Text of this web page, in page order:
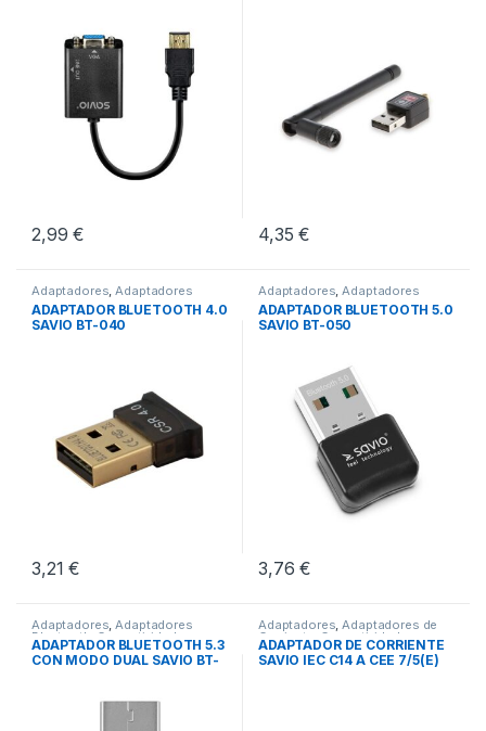
2,99€ 4,35€
Adaptadores Adaptadores
Bluetooth, Conectividad
ADAPTADOR BLUETOOTH 4.0
SAVIO BT-040
3,21€
Adaptadores Adaptadores
Bluetooth, Conectividad
ADAPTADOR BLUETOOTH 5.0
SAVIO BT-050
3,76€
Adaptadores,Adaptadores
Bluetooth, Conectividad
ADAPTADOR BLUETOOTH 5.3
CON MODO DUAL SAVIO BT-
Adaptadores,Adaptadores de
Corriente,Conectividad
ADAPTADOR DE CORRIENTE
SAVIO IEC C14 A CEE 7/5(E)